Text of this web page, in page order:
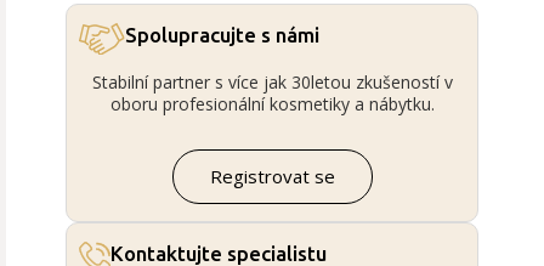
Spolupracujte s námi
Stabilní partner s více jak 30letou zkušeností v
oboru profesionální kosmetiky a nábytku.
Registrovat se
Kontaktujte specialistu